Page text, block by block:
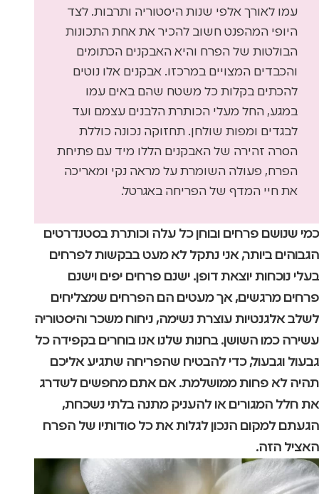
עמו לאורך אלפי שנות היסטוריה ותרבות. לצד
היופי המהפנט חשוב להכיר את אחת התכונות
הבולטות של הפרח והיא האבקנים הכתומים
והכבדים המצויים במרכזו. אבקנים אלו נוטים
להכתים בקלות כל משטח שהם באים עמו
במגע, החל מעלי הכותרת הלבנים עצמם ועד
לבגדים ומפות שולחן. תחזוקה נכונה כוללת
הסרה זהירה של האבקנים הללו מיד עם פתיחת
הפרח, פעולה השומרת על מראה נקי ומאריכה
את חיי המדף של הפריחה באגרטל.
כמי שנושם פרחים ובוחן כל עלה וכותרת בסטנדרטים
הגבוהים ביותר, אני נתקל לא מעט בבקשות לפרחים
בעלי נוכחות יוצאת דופן. ישנם פרחים יפים וישנם
פרחים מרגשים, אך מעטים הם הפרחים שמצליחים
לשלב אלגנטיות עוצרת נשימה, ניחוח משכר והיסטוריה
עשירה כמו השושן. בחנות שלנו אנו בוחרים בקפידה כל
גבעול וגבעול, כדי להבטיח שהפריחה שתגיע אליכם
תהיה לא פחות ממושלמת. אם אתם מחפשים לשדרג
את חלל המגורים או להעניק מתנה בלתי נשכחת,
הגעתם למקום הנכון לגלות את כל סודותיו של הפרח
האציל הזה.